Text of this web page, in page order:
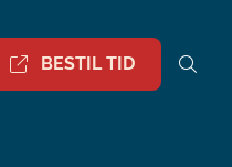
BESTIL TID